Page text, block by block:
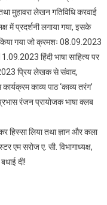
मुहावरा लेखन गतिविधि करवाई
में प्रदर्शनी लगाया गया, इसके
किया गया जो क्रमशः 08.09.2023
हिंदी भाषा साहित्य पर
प्रिय लेखक से संवाद,
काव्य पाठ ‘काव्य तरंग’
रंजन प्रायोजक भाषा क्लब
हिस्सा लिया तथा ज्ञान और कला
एम सरोज ए. सी. विभागाध्यक्ष,
दी!